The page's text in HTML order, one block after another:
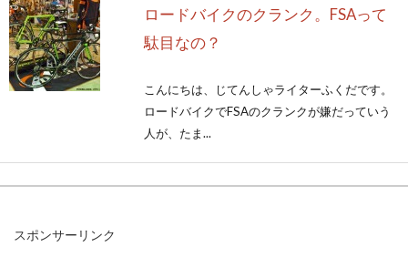
ロードバイクのクランク。FSAって
駄目なの？
こんにちは、じてんしゃライターふくだです。
ロードバイクでFSAのクランクが嫌だっていう
人が、たま...
スポンサーリンク